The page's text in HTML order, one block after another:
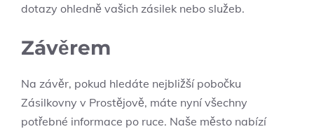
dotazy ohledně vašich zásilek nebo služeb.
Závěrem
Na závěr, pokud hledáte nejbližší pobočku
Zásilkovny v Prostějově, máte nyní všechny
potřebné informace po ruce. Naše město nabízí